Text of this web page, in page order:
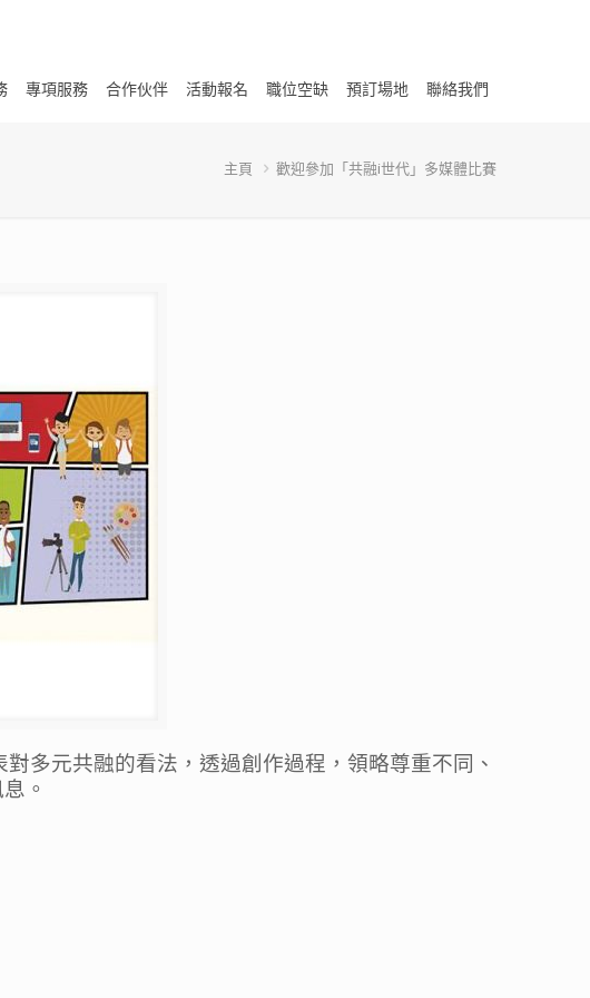
專項服務 合作伙伴 活動報名 職位空缺 預訂場地 聯絡我們
主頁 歡迎參加「共融i世代」多媒體比賽
多元共融的看法，透過創作過程，領略尊重不同、
。